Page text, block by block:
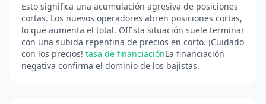
Esto significa una acumulación agresiva de posiciones
cortas. Los nuevos operadores abren posiciones cortas,
lo que aumenta el total. OIEsta situación suele terminar
con una subida repentina de precios en corto. ¡Cuidado
con los precios! tasa de financiaciónLa financiación
negativa confirma el dominio de los bajistas.